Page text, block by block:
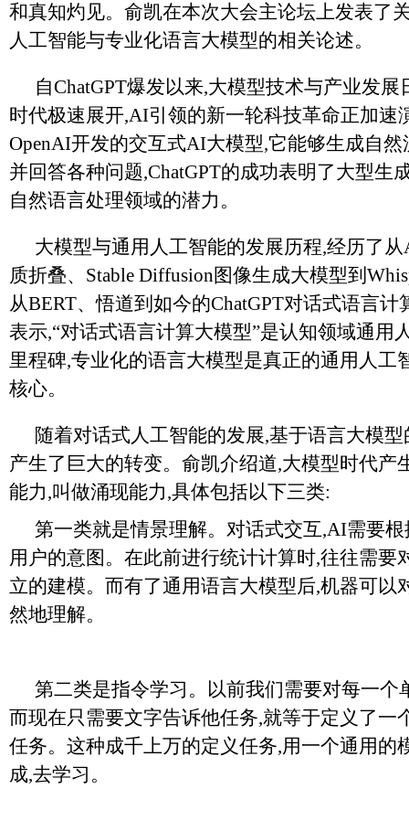
和真知灼见。俞凯在本次大会主论坛上发表了
人工智能与专业化语言大模型的相关论述。
自ChatGPT爆发以来,大模型技术与产业发展
时代极速展开,AI引领的新一轮科技革命正加速
OpenAI开发的交互式AI大模型,它能够生成自
并回答各种问题,ChatGPT的成功表明了大型生
自然语言处理领域的潜力。
大模型与通用人工智能的发展历程,经历了从
质折叠、Stable Diffusion图像生成大模型到
从BERT、悟道到如今的ChatGPT对话式语言计
表示,“对话式语言计算大模型”是认知领域通用
里程碑,专业化的语言大模型是真正的通用人工
核心。
随着对话式人工智能的发展,基于语言大模
产生了巨大的转变。俞凯介绍道,大模型时代产
能力,叫做涌现能力,具体包括以下三类:
第一类就是情景理解。对话式交互,AI需要
用户的意图。在此前进行统计计算时,往往需要
立的建模。而有了通用语言大模型后,机器可以
然地理解。
第二类是指令学习。以前我们需要对每一个
而现在只需要文字告诉他任务,就等于定义了一
任务。这种成千上万的定义任务,用一个通用的
成,去学习。